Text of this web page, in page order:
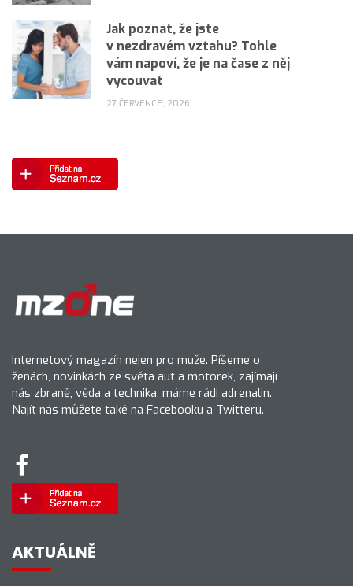
Jak poznat, že jste
v nezdravém vztahu? Tohle
vám napoví, že je na čase z něj
vycouvat
27 ČERVENCE, 2026
Internetový magazín nejen pro muže. Píšeme o
ženách, novinkách ze světa aut a motorek, zajímají
nás zbraně, věda a technika, máme rádi adrenalin.
Najít nás můžete také na Facebooku a Twitteru.
AKTUÁLNĚ